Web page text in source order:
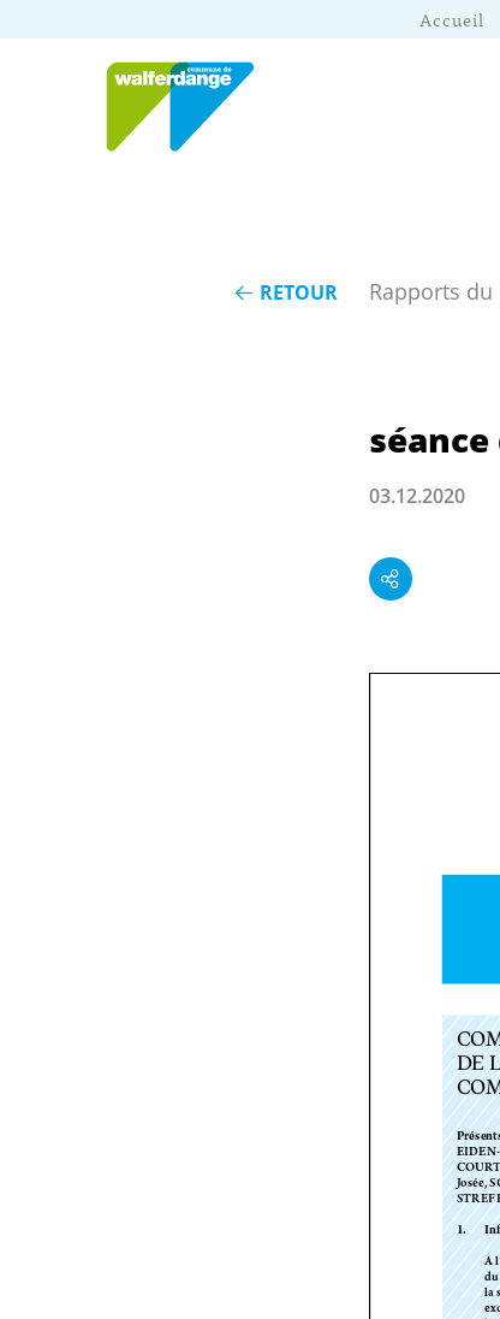
Accueil
RETOUR Rapports
séance
03.12.2020